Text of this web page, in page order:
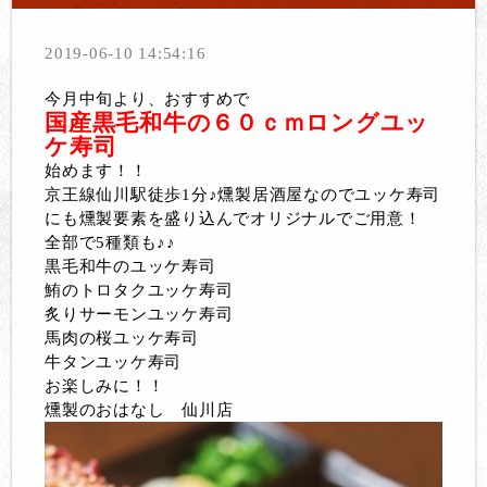
2019-06-10 14:54:16
今月中旬より、おすすめで
国産黒毛和牛の６０ｃｍロングユッ
ケ寿司
始めます！！
京王線仙川駅徒歩1分♪燻製居酒屋なのでユッケ寿司
にも燻製要素を盛り込んでオリジナルでご用意！
全部で5種類も♪♪
黒毛和牛のユッケ寿司
鮪のトロタクユッケ寿司
炙りサーモンユッケ寿司
馬肉の桜ユッケ寿司
牛タンユッケ寿司
お楽しみに！！
燻製のおはなし 仙川店